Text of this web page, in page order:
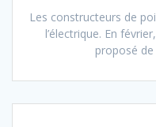
Les constructeurs de
l’électrique. En
proposé